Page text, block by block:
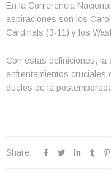
En la Conferencia
aspiraciones son los
Cardinals (3-11) y los
Con estas definiciones, la
enfrentamientos cruciales
duelos de la
Share: